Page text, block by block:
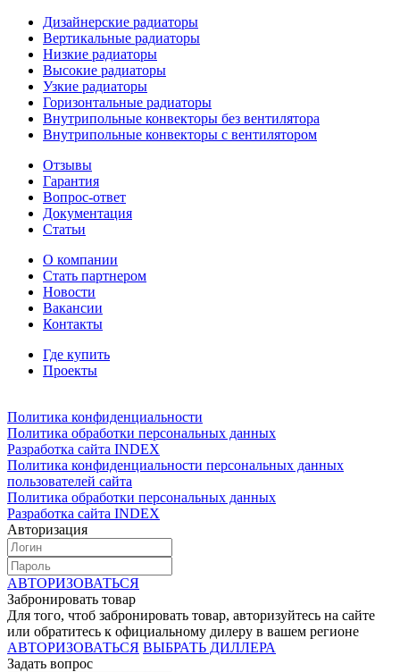
Дизайнерские радиаторы
Вертикальные радиаторы
Низкие радиаторы
Высокие радиаторы
Узкие радиаторы
Горизонтальные радиаторы
Внутрипольные конвекторы без вентилятора
Внутрипольные конвекторы с вентилятором
Отзывы
Гарантия
Вопрос-ответ
Документация
Статьи
О компании
Стать партнером
Новости
Вакансии
Контакты
Где купить
Проекты
Политика конфиденциальности
Политика обработки персональных данных
Разработка сайта INDEX
Политика конфиденциальности персональных данных
пользователей сайта
Политика обработки персональных данных
Разработка сайта INDEX
Авторизация
АВТОРИЗОВАТЬСЯ
Забронировать товар
Для того, чтоб забронировать товар, авторизуйтесь на сайте
или обратитесь к официальному дилеру в вашем регионе
АВТОРИЗОВАТЬСЯ ВЫБРАТЬ ДИЛЛЕРА
Задать вопрос